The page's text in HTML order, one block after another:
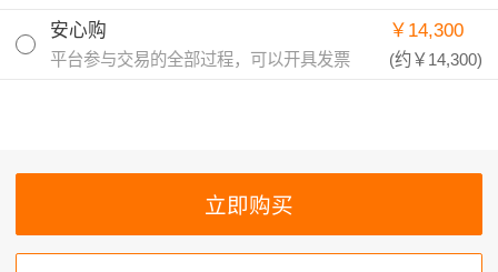
安心购
平台参与交易的全部过程，可以开具发票
￥14,300
(约￥14,300)